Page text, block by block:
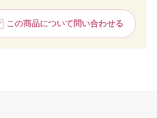
この商品について問い合わせる